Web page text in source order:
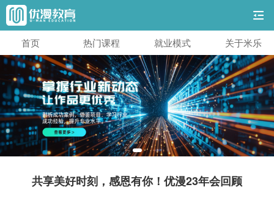
首页 热门课程 就业模式 关于米乐
共享美好时刻，感恩有你！优漫23年会回顾